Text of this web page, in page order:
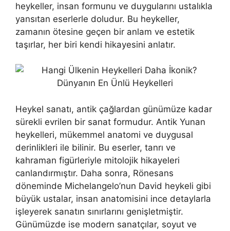
heykeller, insan formunu ve duygularını ustalıkla
yansıtan eserlerle doludur. Bu heykeller,
zamanın ötesine geçen bir anlam ve estetik
taşırlar, her biri kendi hikayesini anlatır.
Heykel sanatı, antik çağlardan günümüze kadar
sürekli evrilen bir sanat formudur. Antik Yunan
heykelleri, mükemmel anatomi ve duygusal
derinlikleri ile bilinir. Bu eserler, tanrı ve
kahraman figürleriyle mitolojik hikayeleri
canlandırmıştır. Daha sonra, Rönesans
döneminde Michelangelo’nun David heykeli gibi
büyük ustalar, insan anatomisini ince detaylarla
işleyerek sanatın sınırlarını genişletmiştir.
Günümüzde ise modern sanatçılar, soyut ve